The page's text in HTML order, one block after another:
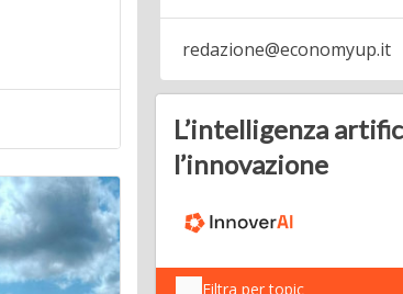
redazione@economyup.it
L’intelligenza
l’innovazione
Filtra per topic